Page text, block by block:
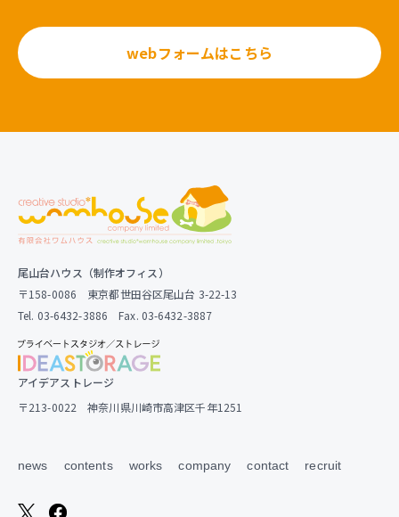
webフォームはこちら
尾山台ハウス（制作オフィス）
〒158-0086 東京都世田谷区尾山台 3-22-13
Tel. 03-6432-3886 Fax. 03-6432-3887
アイデアストレージ
〒213-0022 神奈川県川崎市高津区千年1251
news contents works company contact recruit